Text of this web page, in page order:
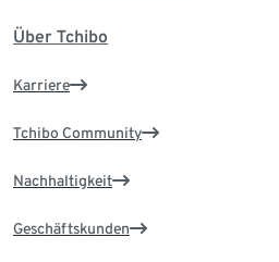
Über Tchibo
Karriere
Tchibo Community
Nachhaltigkeit
Geschäftskunden